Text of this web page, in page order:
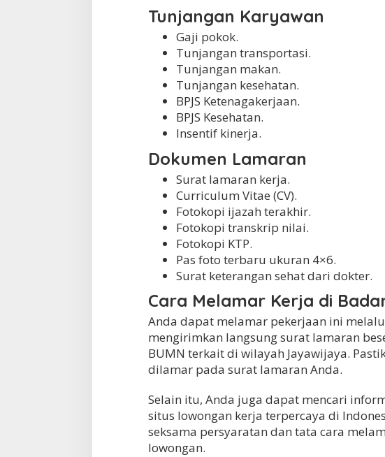
Tunjangan Karyawan
Gaji pokok.
Tunjangan transportasi.
Tunjangan makan.
Tunjangan kesehatan.
BPJS Ketenagakerjaan.
BPJS Kesehatan.
Insentif kinerja.
Dokumen Lamaran
Surat lamaran kerja.
Curriculum Vitae (CV).
Fotokopi ijazah terakhir.
Fotokopi transkrip nilai.
Fotokopi KTP.
Pas foto terbaru ukuran 4×6.
Surat keterangan sehat dari dokter.
Cara Melamar Kerja di
Anda dapat melamar pekerjaan ini
mengirimkan langsung surat lamaran
BUMN terkait di wilayah Jayawijaya.
dilamar pada surat lamaran Anda.
Selain itu, Anda juga dapat mencari
situs lowongan kerja terpercaya di
seksama persyaratan dan tata cara
lowongan.